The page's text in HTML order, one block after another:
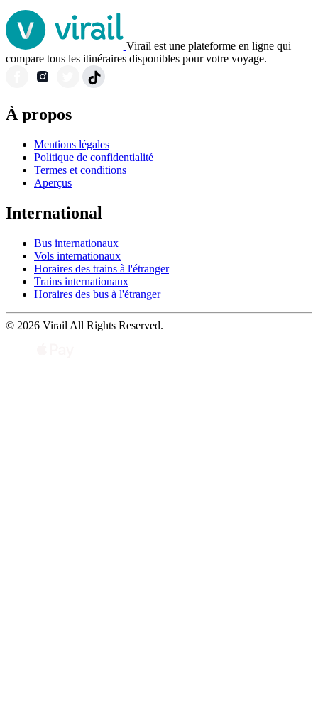
Virail est une plateforme en ligne qui
compare tous les itinéraires disponibles pour votre voyage.
À propos
Mentions légales
Politique de confidentialité
Termes et conditions
Aperçus
International
Bus internationaux
Vols internationaux
Horaires des trains à l'étranger
Trains internationaux
Horaires des bus à l'étranger
© 2026 Virail All Rights Reserved.